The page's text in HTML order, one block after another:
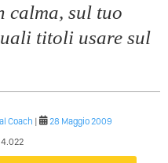
calma, sul tuo
titoli usare sul
Coach |
28 Maggio 2009